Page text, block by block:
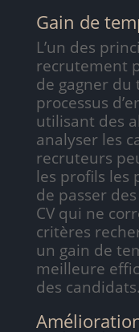
Gain de
L’un des
recrutement
de gagner du
processus
utilisant des
analyser les
recruteurs
les profils les
de passer
CV qui ne
critères
un gain de
meilleure
des candidats.